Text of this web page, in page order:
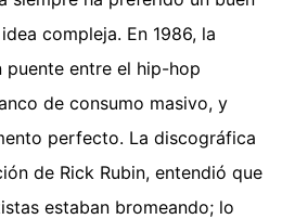
compleja. En 1986, la
puente entre el hip-hop
de consumo masivo, y
perfecto. La discográfica
de Rick Rubin, entendió que
estaban bromeando; lo